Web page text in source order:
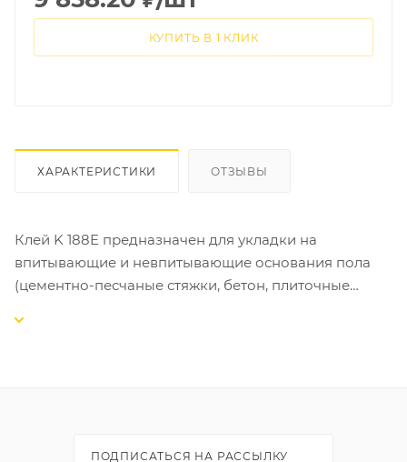
КУПИТЬ В 1 КЛИК
ХАРАКТЕРИСТИКИ ОТЗЫВЫ
Клей K 188E предназначен для укладки на
впитывающие и невпитывающие основания пола
(цементно-песчаные стяжки, бетон, плиточные
ПОДПИСАТЬСЯ НА РАССЫЛКУ